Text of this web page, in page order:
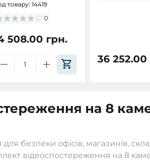
товару: 14419
0
508.00 грн.
36 252.00
на 8
безпеки офісів, магазинів,
відеоспостереження на 8